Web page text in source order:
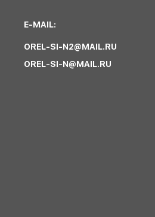
E-MAIL:
OREL-SI-N2@MAIL.RU
OREL-SI-N@MAIL.RU